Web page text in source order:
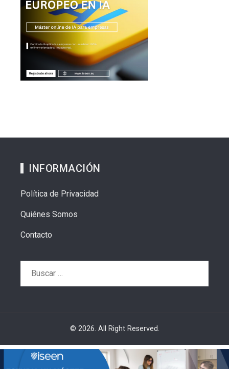
INFORMACIÓN
Política de Privacidad
Quiénes Somos
Contacto
© 2026. All Right Reserved.